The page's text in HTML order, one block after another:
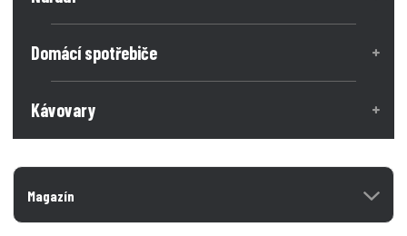
Domácí spotřebiče
Kávovary
Magazín